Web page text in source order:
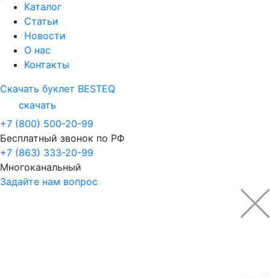
Каталог
Статьи
Новости
О нас
Контакты
Скачать буклет BESTEQ
скачать
+7 (800) 500-20-99
Бесплатный звонок по РФ
+7 (863) 333-20-99
Многоканальный
Задайте нам вопрос